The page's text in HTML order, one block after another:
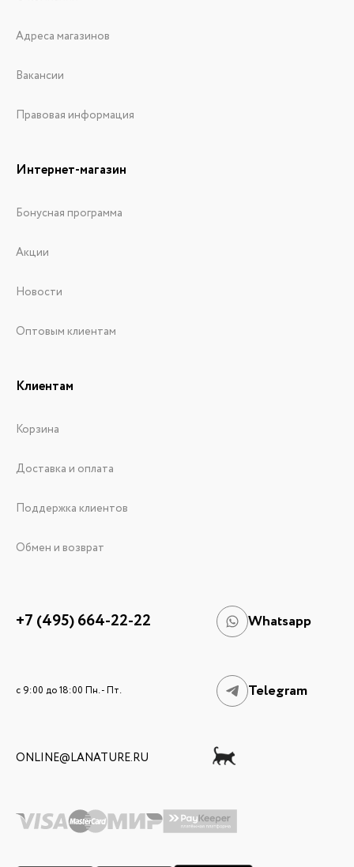
Адреса магазинов
Вакансии
Правовая информация
Интернет-магазин
Бонусная программа
Акции
Новости
Оптовым клиентам
Клиентам
Корзина
Доставка и оплата
Поддержка клиентов
Обмен и возврат
+7 (495) 664-22-22 Whatsapp
c 9:00 до 18:00 Пн. - Пт. Telegram
ONLINE@LANATURE.RU